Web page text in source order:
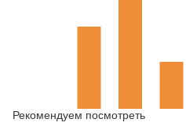
Рекомендуем посмотреть